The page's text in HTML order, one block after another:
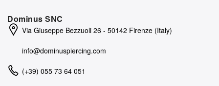
Dominus SNC
Via Giuseppe Bezzuoli 26 - 50142 Firenze (Italy)
info@dominuspiercing.com
(+39) 055 73 64 051